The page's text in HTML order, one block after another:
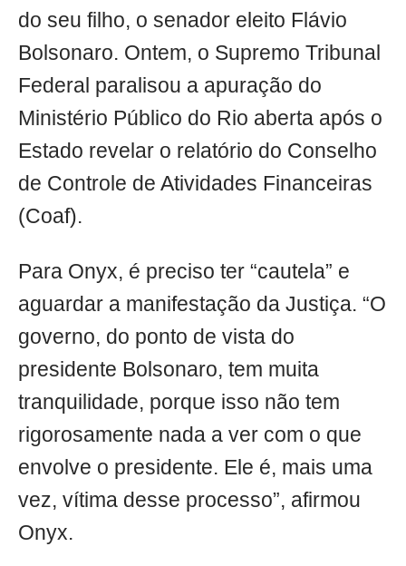
do seu filho, o senador eleito Flávio
Bolsonaro. Ontem, o Supremo Tribunal
Federal paralisou a apuração do
Ministério Público do Rio aberta após o
Estado revelar o relatório do Conselho
de Controle de Atividades Financeiras
(Coaf).
Para Onyx, é preciso ter “cautela” e
aguardar a manifestação da Justiça. “O
governo, do ponto de vista do
presidente Bolsonaro, tem muita
tranquilidade, porque isso não tem
rigorosamente nada a ver com o que
envolve o presidente. Ele é, mais uma
vez, vítima desse processo”, afirmou
Onyx.